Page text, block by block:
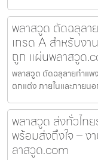
พลาสวูด ตัดฉลุลา
เกรด A สำหรับง
ถูก แผ่นพลาสวูด
พลาสวูด ตัดฉลุลายกำแพ
ตกแต่ง ภายในและภาย
พลาสวูด ส่งทั่วไท
พร้อมส่งถึงใจ –
ลาสวูด.com